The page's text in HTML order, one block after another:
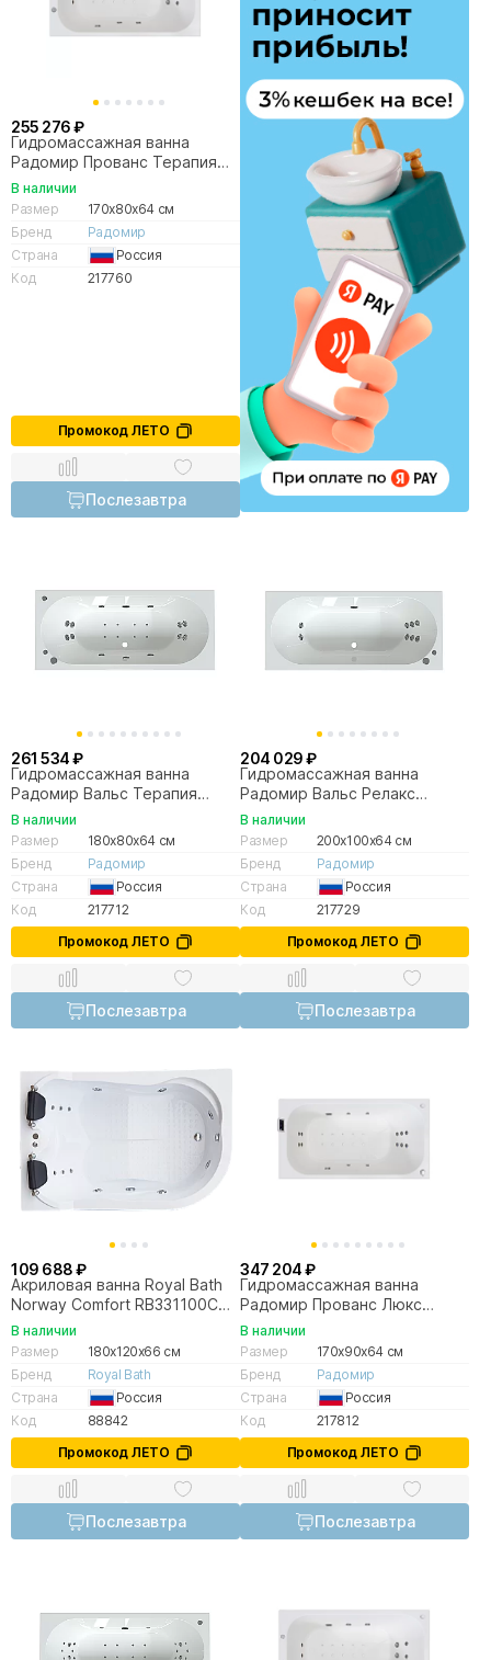
255 276 ₽
Гидромассажная ванна
Радомир Прованс Терапия
170х80 хром
В наличии
Размер
170x80x64 см
Бренд
Радомир
Страна
Россия
Код
217760
Промокод ЛЕТО
Послезавтра
261 534 ₽
Гидромассажная ванна
Радомир Вальс Терапия
180х80 хром
В наличии
Размер
180x80x64 см
Бренд
Радомир
Страна
Россия
Код
217712
Промокод ЛЕТО
Послезавтра
204 029 ₽
Гидромассажная ванна
Радомир Вальс Релакс
200х100 бронза
В наличии
Размер
200x100x64 см
Бренд
Радомир
Страна
Россия
Код
217729
Промокод ЛЕТО
Послезавтра
109 688 ₽
Акриловая ванна Royal Bath
Norway Comfort RB331100CM
180x120 белая с
гидромассажем
В наличии
Размер
180x120x66 см
Бренд
Royal Bath
Страна
Россия
Код
88842
Промокод ЛЕТО
Послезавтра
347 204 ₽
Гидромассажная ванна
Радомир Прованс Люкс
170х90 бронза
В наличии
Размер
170x90x64 см
Бренд
Радомир
Страна
Россия
Код
217812
Промокод ЛЕТО
Послезавтра